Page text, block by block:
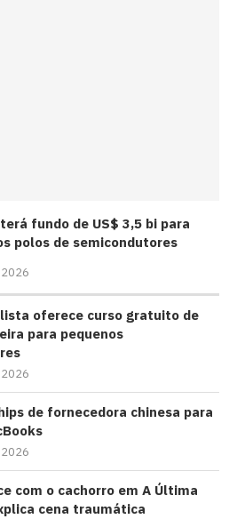
fundo de US$ 3,5 bi para
polos de semicondutores
oferece curso gratuito de
para pequenos
de fornecedora chinesa para
com o cachorro em A Última
cena traumática